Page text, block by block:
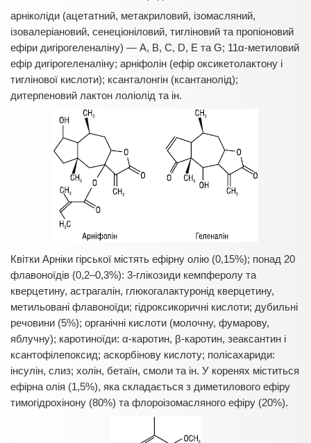
арніколіди (ацетатний, метакриловий, ізомасляний,
ізовалеріановий, сенеціоніловий, тигліновий та пропіоновий
ефіри дигірогеленаліну) — A, B, C, D, E та G; 11α-метиловий
ефір дигірогеленаліну; арніфолін (ефір оксикетолактону і
тиглінової кислоти); ксанталонгін (ксантанолід);
дитерпеновий лактон лоліолід та ін.
Квітки Арніки гірської містять ефірну олію (0,15%); понад 20
флавоноїдів (0,2–0,3%): 3-глікозиди кемпферолу та
кверцетину, астрагалін, глюкогалактуронід кверцетину,
метильовані флавоноїди; гідроксикоричні кислоти; дубильні
речовини (5%); органічні кислоти (молочну, фумарову,
яблучну); каротиноїди: α-каротин, β-каротин, зеаксантин і
ксантофілепоксид; аскорбінову кислоту; полісахариди:
інсулін, слиз; холін, бетаїн, смоли та ін. У коренях міститься
ефірна олія (1,5%), яка складається з диметилового ефіру
тимогідрохінону (80%) та флороізомасляного ефіру (20%).